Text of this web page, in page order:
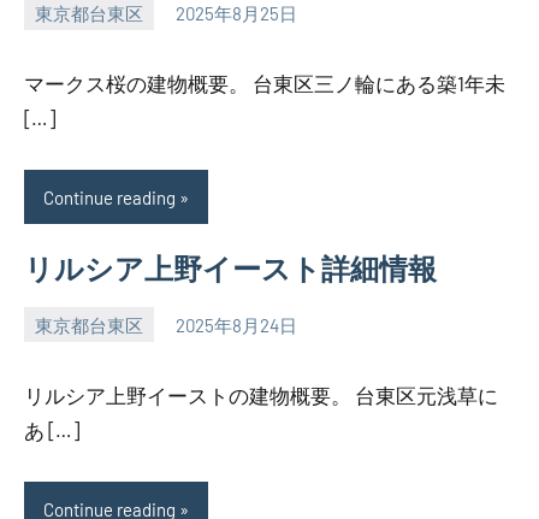
東京都台東区 2025年8月25日
SEZIMO
マークス桜の建物概要。 台東区三ノ輪にある築1年未
[…]
Continue reading
リルシア上野イースト詳細情報
東京都台東区 2025年8月24日
SEZIMO
リルシア上野イーストの建物概要。 台東区元浅草に
あ […]
Continue reading